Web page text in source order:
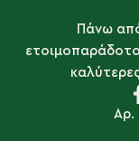
Πάνω
Αρ.